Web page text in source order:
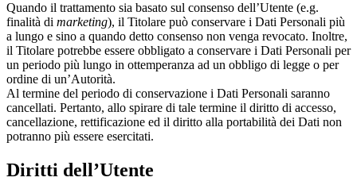
Quando il trattamento sia basato sul consenso dell’Utente (e.g.
finalità di marketing), il Titolare può conservare i Dati Personali più
a lungo e sino a quando detto consenso non venga revocato. Inoltre,
il Titolare potrebbe essere obbligato a conservare i Dati Personali per
un periodo più lungo in ottemperanza ad un obbligo di legge o per
ordine di un’Autorità.
Al termine del periodo di conservazione i Dati Personali saranno
cancellati. Pertanto, allo spirare di tale termine il diritto di accesso,
cancellazione, rettificazione ed il diritto alla portabilità dei Dati non
potranno più essere esercitati.
Diritti dell’Utente